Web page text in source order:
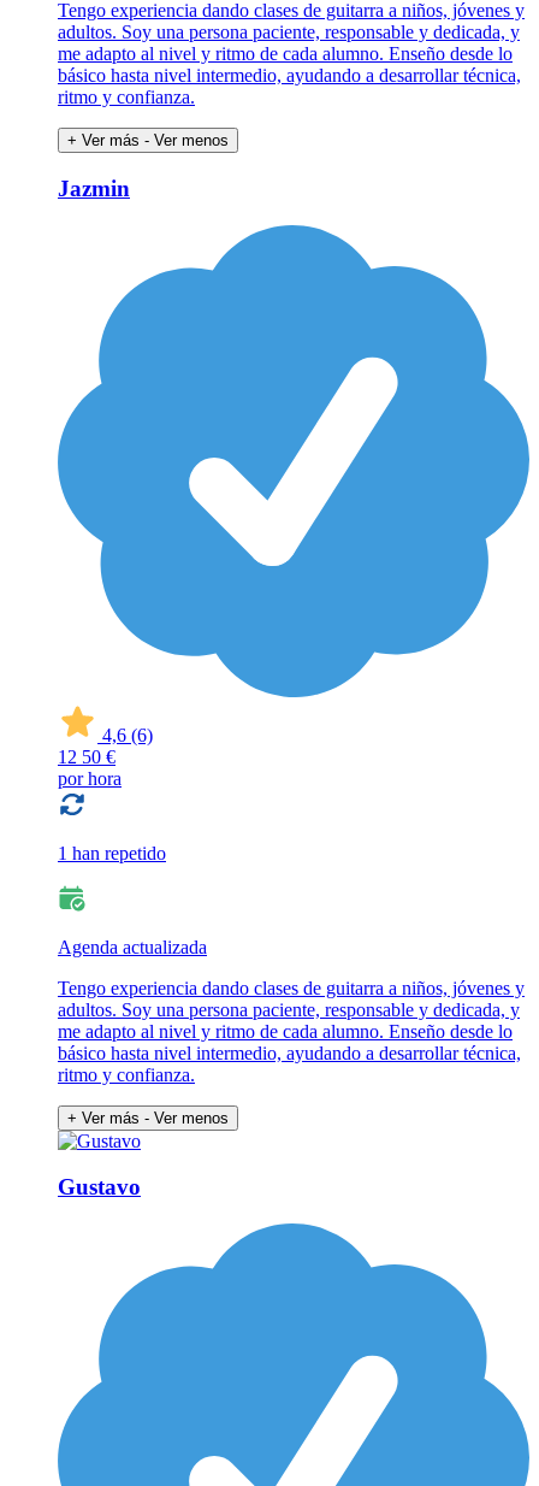
Tengo experiencia dando clases de guitarra a niños, jóvenes y
adultos. Soy una persona paciente, responsable y dedicada, y
me adapto al nivel y ritmo de cada alumno. Enseño desde lo
básico hasta nivel intermedio, ayudando a desarrollar técnica,
ritmo y confianza.
+ Ver más - Ver menos
Jazmin
4,6 (6)
12 50 €
por hora
1 han repetido
Agenda actualizada
Tengo experiencia dando clases de guitarra a niños, jóvenes y
adultos. Soy una persona paciente, responsable y dedicada, y
me adapto al nivel y ritmo de cada alumno. Enseño desde lo
básico hasta nivel intermedio, ayudando a desarrollar técnica,
ritmo y confianza.
+ Ver más - Ver menos
Gustavo